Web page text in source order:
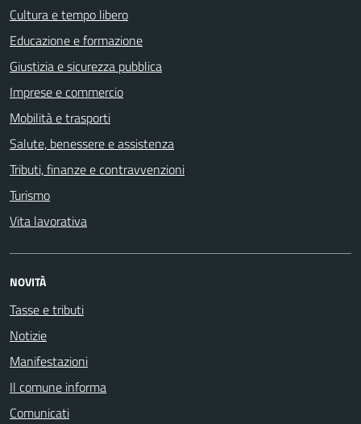
Cultura e tempo libero
Educazione e formazione
Giustizia e sicurezza pubblica
Imprese e commercio
Mobilità e trasporti
Salute, benessere e assistenza
Tributi, finanze e contravvenzioni
Turismo
Vita lavorativa
NOVITÀ
Tasse e tributi
Notizie
Manifestazioni
Il comune informa
Comunicati